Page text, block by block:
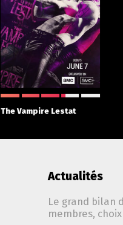
The Vampire Lestat
Actualités
Le grand bilan
membres,